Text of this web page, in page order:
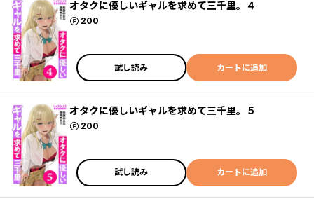
オタクに優しいギャルを求めて三千里。４
200
ポイント
試し読み カートに追加
オタクに優しいギャルを求めて三千里。５
200
ポイント
試し読み カートに追加